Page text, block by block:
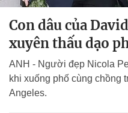
Con dâu của
xuyên thấu dạo
ANH - Người đẹp Nicola
khi xuống phố cùng chồng
Angeles.